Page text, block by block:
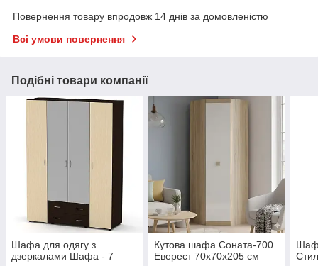
Повернення товару впродовж 14 днів за домовленістю
Всі умови повернення
Подібні товари компанії
Шафа для одягу з
дзеркалами Шафа - 7
Кутова шафа Соната-700
Еверест 70x70x205 см